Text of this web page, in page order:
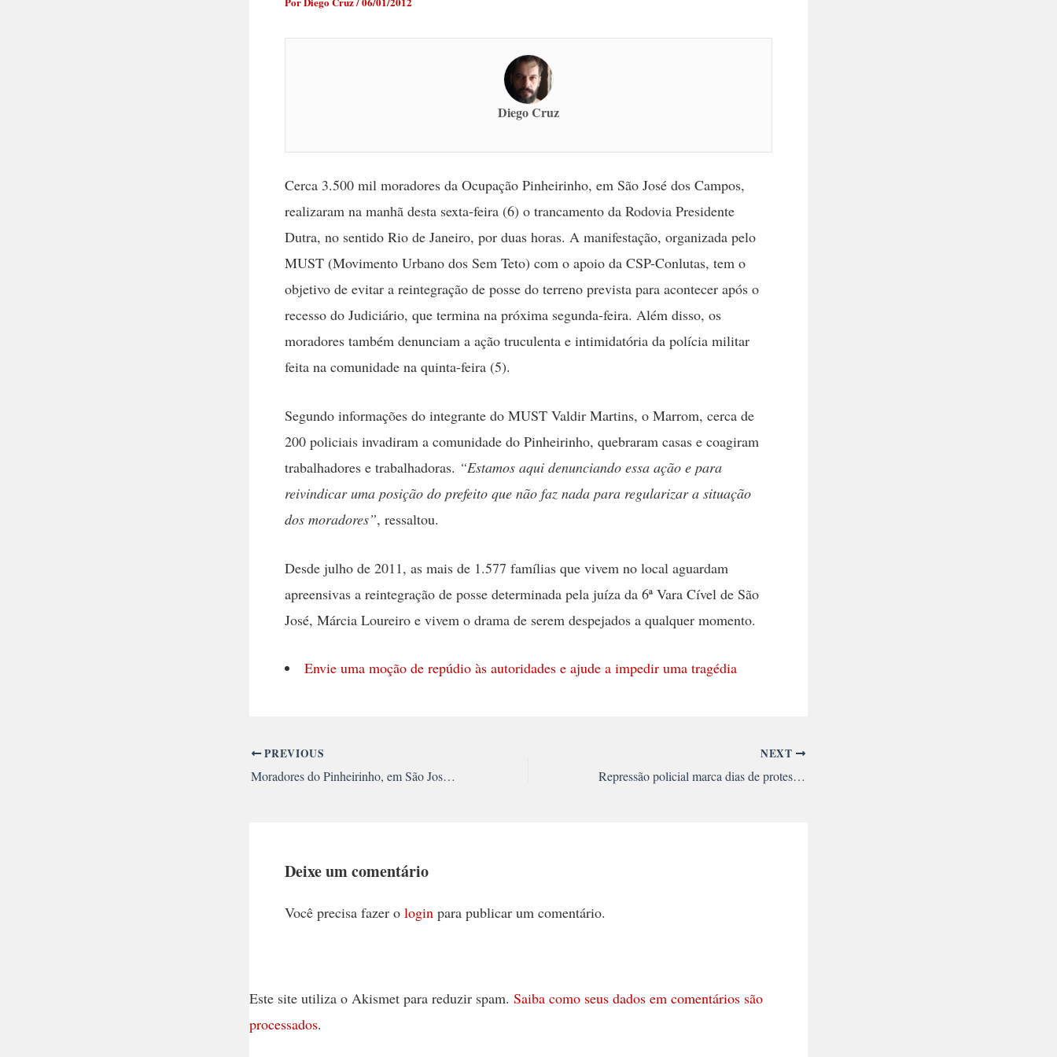
Diego Cruz
Cerca 3.500 mil moradores da Ocupação Pinheirinho, em São José dos Campos,
realizaram na manhã desta sexta-feira (6) o trancamento da Rodovia Presidente
Dutra, no sentido Rio de Janeiro, por duas horas. A manifestação, organizada pelo
MUST (Movimento Urbano dos Sem Teto) com o apoio da CSP-Conlutas, tem o
objetivo de evitar a reintegração de posse do terreno prevista para acontecer após o
recesso do Judiciário, que termina na próxima segunda-feira. Além disso, os
moradores também denunciam a ação truculenta e intimidatória da polícia militar
feita na comunidade na quinta-feira (5).
Segundo informações do integrante do MUST Valdir Martins, o Marrom, cerca de
200 policiais invadiram a comunidade do Pinheirinho, quebraram casas e coagiram
trabalhadores e trabalhadoras. “Estamos aqui denunciando essa ação e para
reivindicar uma posição do prefeito que não faz nada para regularizar a situação
dos moradores”, ressaltou.
Desde julho de 2011, as mais de 1.577 famílias que vivem no local aguardam
apreensivas a reintegração de posse determinada pela juíza da 6ª Vara Cível de São
José, Márcia Loureiro e vivem o drama de serem despejados a qualquer momento.
Envie uma moção de repúdio às autoridades e ajude a impedir uma tragédia
PREVIOUS
Moradores do Pinheirinho, em São José dos Campos, sofrem ofensiva da PM e ameaças do prefeito
NEXT
Repressão policial marca dias de protestos contra o aumento da passagem em Teresina
Deixe um comentário
Você precisa fazer o login para publicar um comentário.
Este site utiliza o Akismet para reduzir spam. Saiba como seus dados em comentários são
processados.